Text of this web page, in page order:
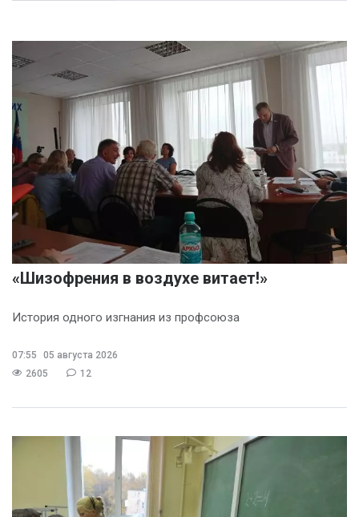
«Шизофрения в воздухе витает!»
История одного изгнания из профсоюза
07:55
05 августа 2026
2605
12